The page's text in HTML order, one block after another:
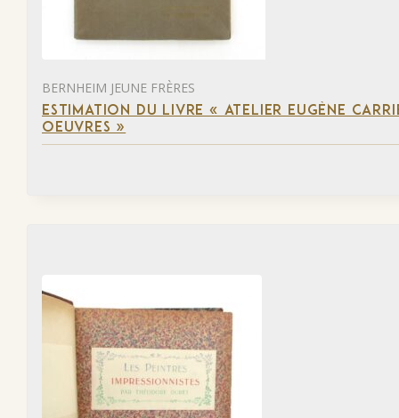
BERNHEIM JEUNE FRÈRES
ESTIMATION DU LIVRE « ATELIER EUGÈNE
OEUVRES »